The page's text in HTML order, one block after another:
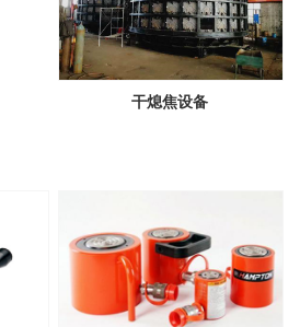
干熄焦设备